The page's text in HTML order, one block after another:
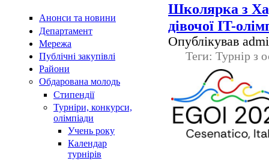
Анонси та новини
Департамент
Мережа
Публічні закупівлі
Райони
Обдарована молодь
Стипендії
Турнiри, конкурси,
олiмпiади
Учень року
Календар
турнірів
Школярка з
дівочої IT-
Опублікував
Теги: Турнір з